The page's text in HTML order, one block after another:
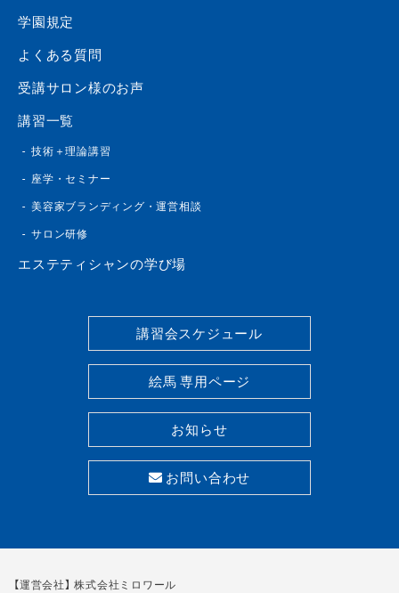
講習会スケジュール
絵馬 専用ページ
お知らせ
お問い合わせ
学園規定
よくある質問
受講サロン様のお声
講習一覧
技術＋理論講習
座学・セミナー
美容家ブランディング・運営相談
サロン研修
エステティシャンの学び場
【運営会社】 株式会社ミロワール